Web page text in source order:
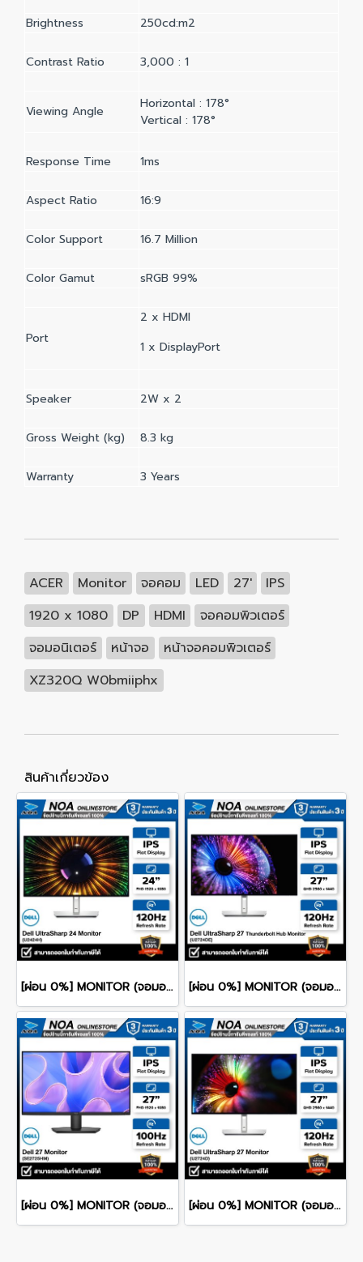
Brightness 250cd:m2
Contrast Ratio 3,000 : 1
Viewing Angle
Horizontal : 178°
Vertical : 178°
Response Time 1ms
Aspect Ratio 16:9
Color Support 16.7 Million
Color Gamut sRGB 99%
Port
2 x HDMI
1 x DisplayPort
Speaker 2W x 2
Gross Weight (kg) 8.3 kg
Warranty 3 Years
ACER Monitor จอคอม LED 27'
IPS
1920 x 1080
DP HDMI
จอคอมพิวเตอร์
จอมอนิเตอร์
หน้าจอ
หน้าจอคอมพิวเตอร์
XZ320Q W0bmiiphx
สินค้าเกี่ยวข้อง
[ผ่อน 0%] MONITOR (จอมอนิเตอร์) DELL ULTRASHARP 24 U2424H 24" FHD IPS 120Hz รับประกันศูนย์ไทย 3ปี [ผ่อน 0%] MONITOR (จอมอนิเตอร์) DELL ULTRASHARP 27 U2724DE 27" QHD IPS 120Hz รับประกันศูนย์ไทย 3ปี
[ผ่อน 0%] MONITOR (จอมอนิเตอร์) DELL 27 SE2725HM 27" FHD IPS 100Hz รับประกันศูนย์ไทย 3ปี [ผ่อน 0%] MONITOR (จอมอนิเตอร์) DELL ULTRASHARP 27 U2724D 27" QHD IPS 120Hz รับประกันศูนย์ไทย 3ปี